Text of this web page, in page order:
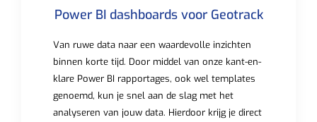
Power BI dashboards voor Geotrack
Van ruwe data naar een waardevolle inzichten
binnen korte tijd. Door middel van onze kant-en-
klare Power BI rapportages, ook wel templates
genoemd, kun je snel aan de slag met het
analyseren van jouw data. Hierdoor krijg je direct